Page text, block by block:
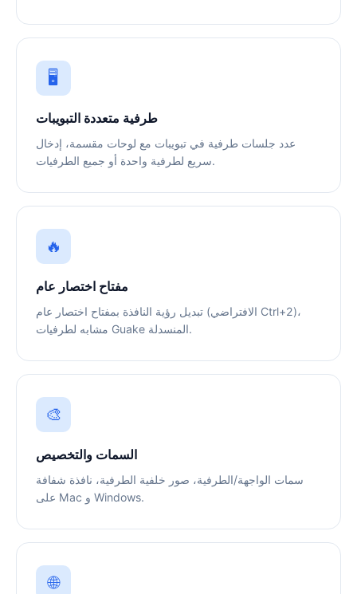
🖥️
طرفية متعددة التبويبات
عدد جلسات طرفية في تبويبات مع لوحات مقسمة، إدخال
سريع لطرفية واحدة أو جميع الطرفيات.
🔥
مفتاح اختصار عام
تبديل رؤية النافذة بمفتاح اختصار عام (الافتراضي Ctrl+2)،
مشابه لطرفيات Guake المنسدلة.
🎨
السمات والتخصيص
سمات الواجهة/الطرفية، صور خلفية الطرفية، نافذة شفافة
على Mac و Windows.
🌐